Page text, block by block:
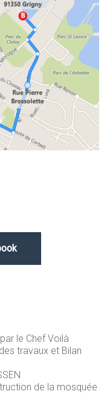
le Chef Voilà
travaux et Bilan
de la mosquée